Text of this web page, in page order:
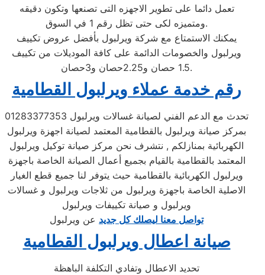
تعمل دائما على تطوير الاجهزه التى تصنعها وتكون دقيقه
ومتميزه لكى حتى تظل رقم 1 في السوق.
يمكنك الاستمتاع مع شركة ويرلبول بأفضل عروض تكييف
ويرلبول والخصومات الدائمة على كافة الموديلات من تكييف
1.5 حصان و2.25حصان و3حصان.
رقم خدمة عملاء ويرلبول القطامية
تحدث مع الدعم الفني لصيانة غسالات ويرلبول 01283377353
بمركز صيانة ويرلبول بالقطامية المعتمد لصيانة اجهزة ويرلبول
الكهربائية بمنازلكم , نتشرف نحن مركز صيانة توكيل ويرلبول
المعتمد بالقطامية بالقيام بجميع أعمال الصيانة الخاصة باجهزة
ويرلبول الكهربائية بالقطامية حيث يتوفر لنا جميع قطع الغيار
الاصلية الخاصة باجهزة ويرلبول من ثلاجات ويرلبول و غسالات
ويرلبول و صيانة تكييفات ويرلبول
تواصل معنا ليصلك كل جديد عن ويرلبول
صيانة اعطال ويرلبول القطامية
تحديد الاعطال وتفادي التكلفة الباهظة